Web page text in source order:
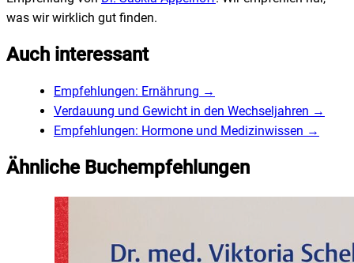
was wir wirklich gut finden.
Auch interessant
Empfehlungen: Ernährung →
Verdauung und Gewicht in den Wechseljahren →
Empfehlungen: Hormone und Medizinwissen →
Ähnliche Buchempfehlungen